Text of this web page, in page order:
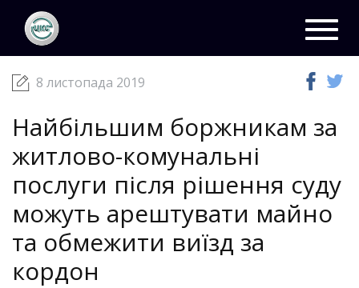
ЦКС
8 листопада 2019
Найбільшим боржникам за
житлово-комунальні
послуги після рішення суду
можуть арештувати майно
та обмежити виїзд за
кордон